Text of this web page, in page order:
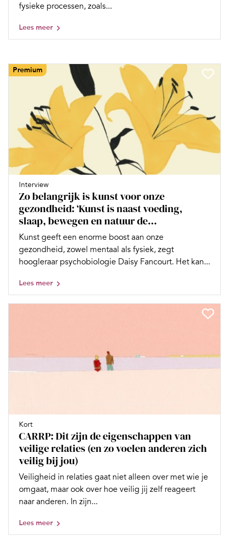
fysieke processen, zoals...
Lees meer
Premium
Interview
Zo belangrijk is kunst voor onze
gezondheid: ‘Kunst is naast voeding,
slaap, bewegen en natuur de...
Kunst geeft een enorme boost aan onze
gezondheid, zowel mentaal als fysiek, zegt
hoogleraar psychobiologie Daisy Fancourt. Het kan...
Lees meer
Kort
CARRP: Dit zijn de eigenschappen van
veilige relaties (en zo voelen anderen zich
veilig bij jou)
Veiligheid in relaties gaat niet alleen over met wie je
omgaat, maar ook over hoe veilig jij zelf reageert
naar anderen. In zijn...
Lees meer